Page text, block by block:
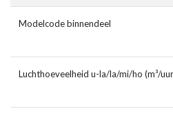
Modelcode binnendeel
Luchthoeveelheid u-la/la/mi/ho (m³/